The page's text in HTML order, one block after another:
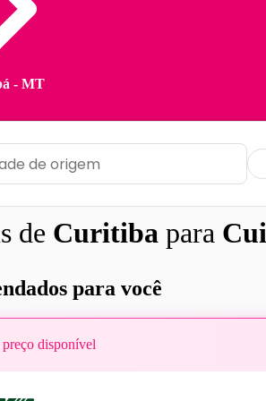
- MT
de Curitiba para
para você
disponível